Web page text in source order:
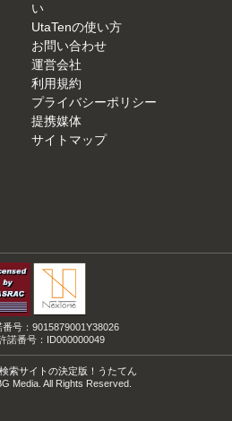
い
UtaTenの使い方
お問い合わせ
運営会社
利用規約
プライバシーポリシー
提携媒体
サイトマップ
号：9015879001Y38026
諾番号：ID000000049
索サイトの決定版！うたてん
Media. All Rights Reserved.